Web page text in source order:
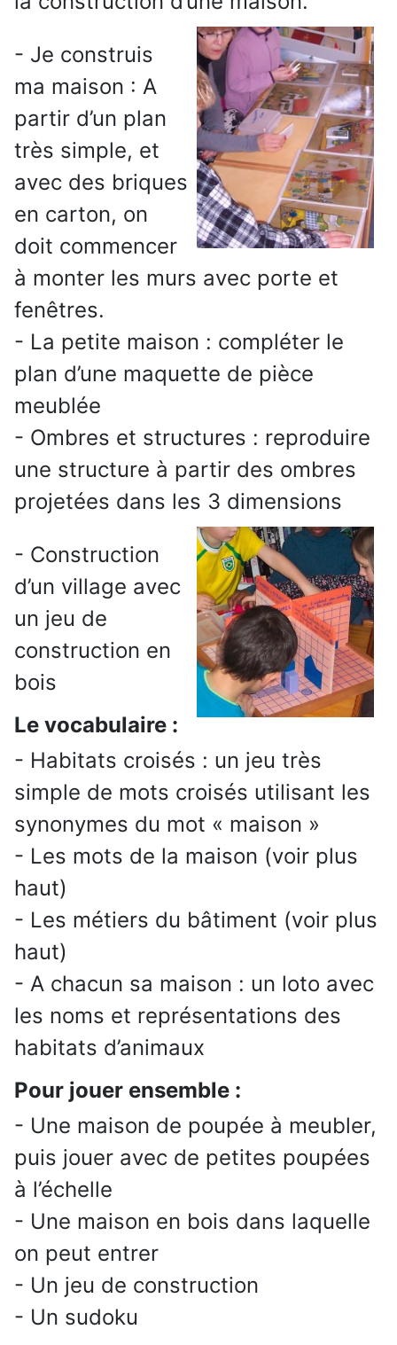
- Je construis
ma maison : A
partir d’un plan
très simple, et
avec des briques
en carton, on
doit commencer
à monter les murs avec porte et
fenêtres.
- La petite maison : compléter le
plan d’une maquette de pièce
meublée
- Ombres et structures : reproduire
une structure à partir des ombres
projetées dans les 3 dimensions
- Construction
d’un village avec
un jeu de
construction en
bois
Le vocabulaire :
- Habitats croisés : un jeu très
simple de mots croisés utilisant les
synonymes du mot « maison »
- Les mots de la maison (voir plus
haut)
- Les métiers du bâtiment (voir plus
haut)
- A chacun sa maison : un loto avec
les noms et représentations des
habitats d’animaux
Pour jouer ensemble :
- Une maison de poupée à meubler,
puis jouer avec de petites poupées
à l’échelle
- Une maison en bois dans laquelle
on peut entrer
- Un jeu de construction
- Un sudoku